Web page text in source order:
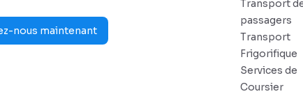
nous maintenant
Transport
passagers
Transport
Frigorifique
Services de
Coursier